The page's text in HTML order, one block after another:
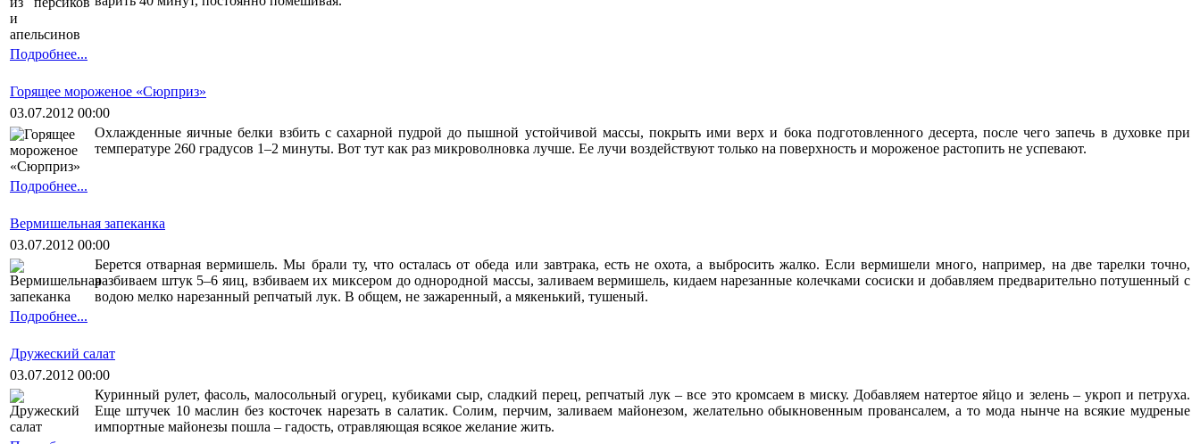
Подробнее...
Горящее мороженое «Сюрприз»
03.07.2012 00:00
Охлажденные яичные белки взбить с сахарной пудрой до пышной устойчивой массы, покрыть ими верх и бока подготовленного десерта, после чего запечь в духовке при
температуре 260 градусов 1–2 минуты. Вот тут как раз микроволновка лучше. Ее лучи воздействуют только на поверхность и мороженое растопить не успевают.
Подробнее...
Вермишельная запеканка
03.07.2012 00:00
Берется отварная вермишель. Мы брали ту, что осталась от обеда или завтрака, есть не охота, а выбросить жалко. Если вермишели много, например, на две тарелки точно,
разбиваем штук 5–6 яиц, взбиваем их миксером до однородной массы, заливаем вермишель, кидаем нарезанные колечками сосиски и добавляем предварительно потушенный с
водою мелко нарезанный репчатый лук. В общем, не зажаренный, а мякенький, тушеный.
Подробнее...
Дружеский салат
03.07.2012 00:00
Куринный рулет, фасоль, малосольный огурец, кубиками сыр, сладкий перец, репчатый лук – все это кромсаем в миску. Добавляем натертое яйцо и зелень – укроп и петруха.
Еще штучек 10 маслин без косточек нарезать в салатик. Солим, перчим, заливаем майонезом, желательно обыкновенным провансалем, а то мода нынче на всякие мудреные
импортные майонезы пошла – гадость, отравляющая всякое желание жить.